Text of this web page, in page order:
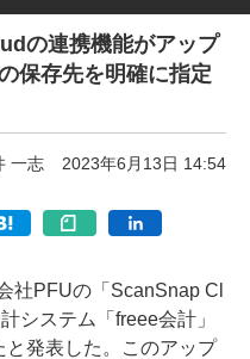
の連携機能がアップ
保存先を明確に指定
一志 2023年6月13日 14:54
社PFUの「ScanSnap Cl
システム「freee会計」
発表した。このアップ